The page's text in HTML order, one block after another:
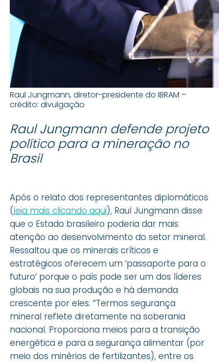
Raul Jungmann, diretor-presidente do IBRAM –
crédito: divulgação
Raul Jungmann defende projeto
político para a mineração no
Brasil
Após o relato dos representantes diplomáticos
(leia mais clicando aqui), Raul Jungmann disse
que o Estado brasileiro poderia dar mais
atenção ao desenvolvimento do setor mineral.
Ressaltou que os minerais críticos e
estratégicos oferecem um ‘passaporte para o
futuro’ porque o país pode ser um dos líderes
globais na sua produção e há demanda
crescente por eles. “Termos segurança
mineral reflete diretamente na soberania
nacional. Proporciona meios para a transição
energética e para a segurança alimentar (por
meio dos minérios de fertilizantes), entre os